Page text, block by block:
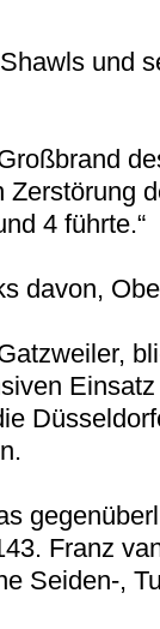
und
Zerstörung
4 führte.“
davon,
Franz
Seiden-,